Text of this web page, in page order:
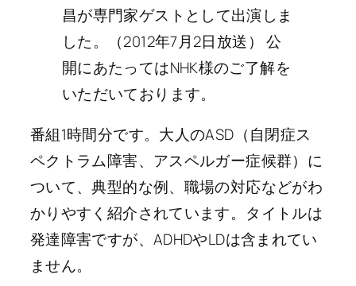
昌が専門家ゲストとして出演しま
した。（2012年7月2日放送） 公
開にあたってはNHK様のご了解を
いただいております。
番組1時間分です。大人のASD（自閉症ス
ペクトラム障害、アスペルガー症候群）に
ついて、典型的な例、職場の対応などがわ
かりやすく紹介されています。タイトルは
発達障害ですが、ADHDやLDは含まれてい
ません。